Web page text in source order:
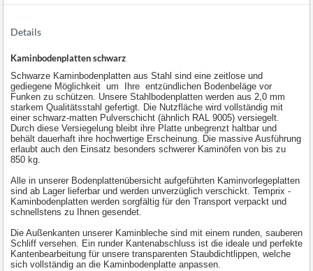
Details
Kaminbodenplatten schwarz
Schwarze Kaminbodenplatten aus Stahl sind eine zeitlose und
gediegene Möglichkeit um Ihre entzündlichen Bodenbeläge vor
Funken zu schützen. Unsere Stahlbodenplatten werden aus 2,0 mm
starkem Qualitätsstahl gefertigt. Die Nutzfläche wird vollständig mit
einer schwarz-matten Pulverschicht (ähnlich RAL 9005) versiegelt.
Durch diese Versiegelung bleibt ihre Platte unbegrenzt haltbar und
behält dauerhaft ihre hochwertige Erscheinung. Die massive Ausführung
erlaubt auch den Einsatz besonders schwerer Kaminöfen von bis zu
850 kg.
Alle in unserer Bodenplattenübersicht aufgeführten Kaminvorlegeplatten
sind ab Lager lieferbar und werden unverzüglich verschickt. Temprix -
Kaminbodenplatten werden sorgfältig für den Transport verpackt und
schnellstens zu Ihnen gesendet.
Die Außenkanten unserer Kaminbleche sind mit einem runden, sauberen
Schliff versehen. Ein runder Kantenabschluss ist die ideale und perfekte
Kantenbearbeitung für unsere transparenten Staubdichtlippen, welche
sich vollständig an die Kaminbodenplatte anpassen.